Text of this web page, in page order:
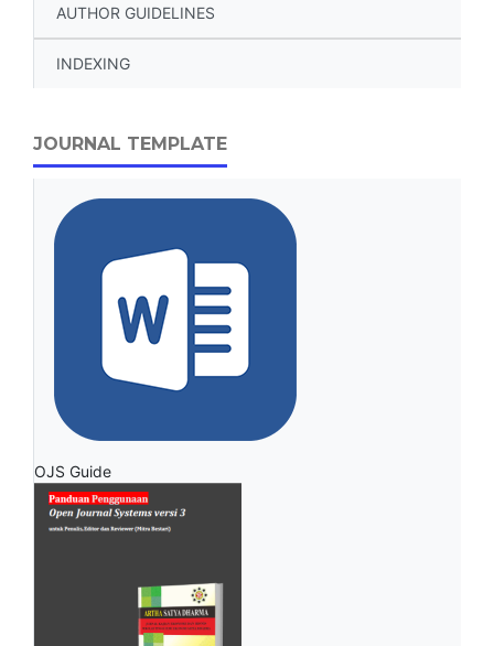
AUTHOR GUIDELINES
INDEXING
JOURNAL TEMPLATE
OJS Guide